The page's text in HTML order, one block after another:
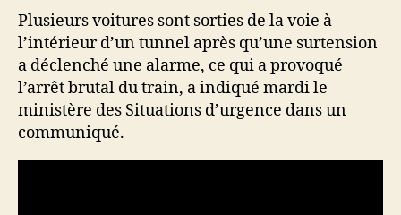
Plusieurs voitures sont sorties de la voie à
l’intérieur d’un tunnel après qu’une surtension
a déclenché une alarme, ce qui a provoqué
l’arrêt brutal du train, a indiqué mardi le
ministère des Situations d’urgence dans un
communiqué.